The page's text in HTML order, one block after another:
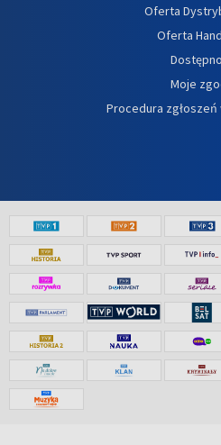
Oferta
Oferta
Moje
Procedura